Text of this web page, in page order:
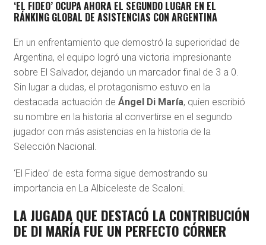
‘EL FIDEO’ OCUPA AHORA EL SEGUNDO LUGAR EN EL
RÁNKING GLOBAL DE ASISTENCIAS CON ARGENTINA
En un enfrentamiento que demostró la superioridad de
Argentina, el equipo logró una victoria impresionante
sobre El Salvador, dejando un marcador final de 3 a 0.
Sin lugar a dudas, el protagonismo estuvo en la
destacada actuación de Ángel Di María, quien escribió
su nombre en la historia al convertirse en el segundo
jugador con más asistencias en la historia de la
Selección Nacional.
‘El Fideo’ de esta forma sigue demostrando su
importancia en La Albiceleste de Scaloni.
LA JUGADA QUE DESTACÓ LA CONTRIBUCIÓN
DE DI MARÍA FUE UN PERFECTO CÓRNER